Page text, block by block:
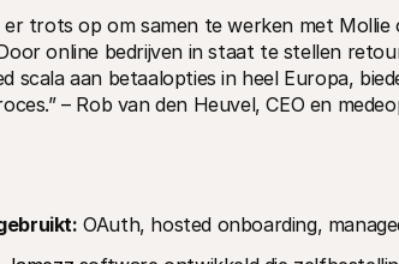
er trots op om samen te werken met
online bedrijven in staat te stellen
scala aan betaalopties in heel Europa,
– Rob van den Heuvel, CEO en
OAuth, hosted onboarding,